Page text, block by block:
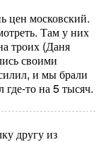
цен московский.
Там у них
троих (Даня
своими
и мы брали
где-то на 5 тысяч.
другу из